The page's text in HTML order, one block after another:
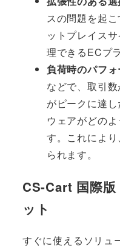
スの問題を起
ットプレイス
理できるECプ
負荷時のパフォ
などで、取引
がピークに達
ウェアがどの
す。これによ
られます。
CS-Cart 国際版
ット
すぐに使えるソリュ